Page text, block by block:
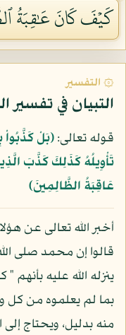
كَيۡفَ كَانَ عَٰقِبَةُ
۞ التفسير
التبيان في تفسير
قوله تعالى:﴿بَلْ
تَأْوِيلُهُ كَذَلِكَ كَذَّبَ
عَاقِبَةُ الظَّالِمِينَ﴾
أخبر الله تعالى عن
قالوا إن محمد صلى
ينزله الله عليه بأنهم
بما لم يعلموه من كل
منه بدليل، ويحتاج